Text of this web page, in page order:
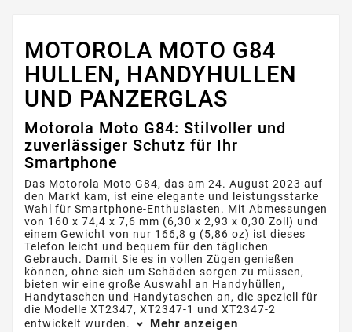
MOTOROLA MOTO G84
HULLEN, HANDYHULLEN
UND PANZERGLAS
Motorola Moto G84: Stilvoller und
zuverlässiger Schutz für Ihr
Smartphone
Das Motorola Moto G84, das am 24. August 2023 auf
den Markt kam, ist eine elegante und leistungsstarke
Wahl für Smartphone-Enthusiasten. Mit Abmessungen
von 160 x 74,4 x 7,6 mm (6,30 x 2,93 x 0,30 Zoll) und
einem Gewicht von nur 166,8 g (5,86 oz) ist dieses
Telefon leicht und bequem für den täglichen
Gebrauch. Damit Sie es in vollen Zügen genießen
können, ohne sich um Schäden sorgen zu müssen,
bieten wir eine große Auswahl an Handyhüllen,
Handytaschen und Handytaschen an, die speziell für
die Modelle XT2347, XT2347-1 und XT2347-2
entwickelt wurden.
Mehr anzeigen